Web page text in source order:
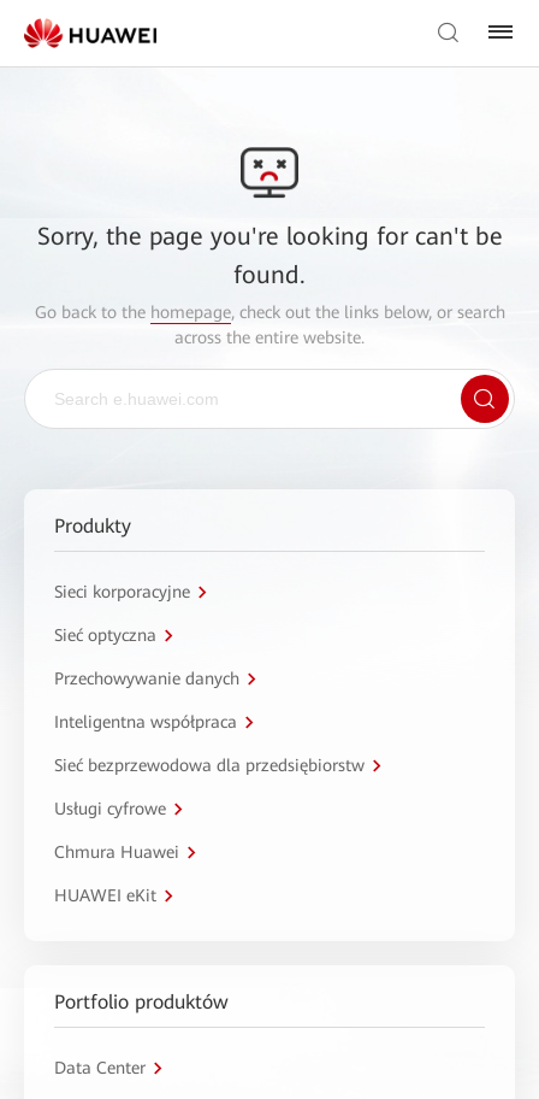
Sorry, the page you're looking for can't be
found.
Go back to the homepage, check out the links below, or search
across the entire website.
Produkty
Sieci korporacyjne
Sieć optyczna
Przechowywanie danych
Inteligentna współpraca
Sieć bezprzewodowa dla przedsiębiorstw
Usługi cyfrowe
Chmura Huawei
HUAWEI eKit
Portfolio produktów
Data Center